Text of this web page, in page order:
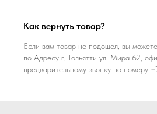
Как вернуть товар?
Если вам товар не подошел, вы
по Адресу г. Тольятти ул. Мира 62,
предварительному звонку по номеру